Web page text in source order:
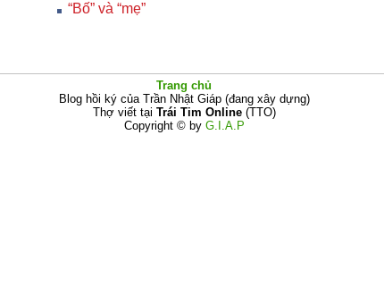
“Bố” và “mẹ”
Trang chủ
Blog hồi ký của Trần Nhật Giáp (đang xây dựng)
Thợ viết tại Trái Tim Online(TTO)
Copyright © by G.I.A.P